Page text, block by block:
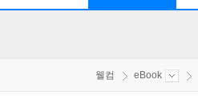
웰컴 eBook